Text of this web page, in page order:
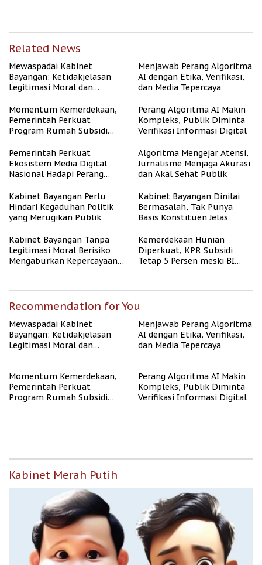
Related News
Mewaspadai Kabinet
Bayangan: Ketidakjelasan
Legitimasi Moral dan
Menjawab Perang Algoritma
AI dengan Etika, Verifikasi,
dan Media Tepercaya
Momentum Kemerdekaan,
Pemerintah Perkuat
Program Rumah Subsidi
Berpenghasilan Rendah
Perang Algoritma AI Makin
Kompleks, Publik Diminta
Verifikasi Informasi Digital
Pemerintah Perkuat
Ekosistem Media Digital
Nasional Hadapi Perang
Algoritma Mengejar Atensi,
Jurnalisme Menjaga Akurasi
dan Akal Sehat Publik
Kabinet Bayangan Perlu
Hindari Kegaduhan Politik
yang Merugikan Publik
Kabinet Bayangan Dinilai
Bermasalah, Tak Punya
Basis Konstituen Jelas
Kabinet Bayangan Tanpa
Legitimasi Moral Berisiko
Mengaburkan Kepercayaan
Kemerdekaan Hunian
Diperkuat, KPR Subsidi
Tetap 5 Persen meski BI
Recommendation for You
Mewaspadai Kabinet
Bayangan: Ketidakjelasan
Legitimasi Moral dan
Menjawab Perang Algoritma
AI dengan Etika, Verifikasi,
dan Media Tepercaya
Momentum Kemerdekaan,
Pemerintah Perkuat
Program Rumah Subsidi
Perang Algoritma AI Makin
Kompleks, Publik Diminta
Verifikasi Informasi Digital
Kabinet Merah Putih